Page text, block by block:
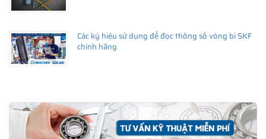
Các ký hiệu sử dụng để đọc thông số vòng bi SKF
chính hãng